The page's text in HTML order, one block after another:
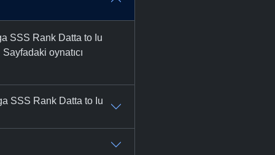
SSS Rank Datta to Iu
oynatıcı
SSS Rank Datta to Iu